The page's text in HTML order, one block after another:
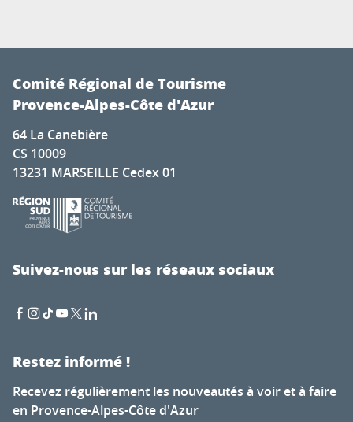
Comité Régional de Tourisme
Provence-Alpes-Côte d'Azur
64 La Canebière
CS 10009
13231 MARSEILLE Cedex 01
Suivez-nous sur les réseaux sociaux
Restez informé !
Recevez régulièrement les nouveautés à voir et à faire
en Provence-Alpes-Côte d'Azur